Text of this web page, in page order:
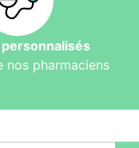
nos pharmaciens